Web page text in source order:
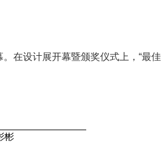
在设计展开幕暨颁奖仪式上，“最佳